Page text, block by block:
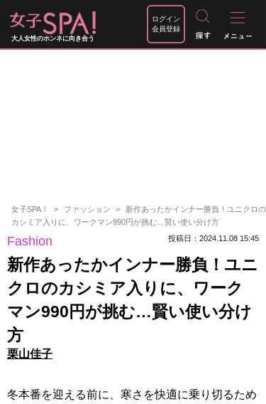
大人女性のホンネに向き合う
ログイン
会員登録
女子SPA！ ファッション
新作あったかインナー勝負！ユニクロの
カシミア入りに、ワークマン990円が挑む…賢い使い分け方
Fashion 投稿日：2024.11.08 15:45
新作あったかインナー勝負！ユニ
クロのカシミア入りに、ワーク
マン990円が挑む…賢い使い分け
方
栗山佳子
冬本番を迎える前に、寒さを快適に乗り切るため